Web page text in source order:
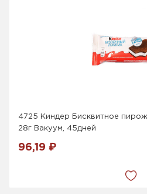
4725 Киндер Бисквитное
28г Вакуум, 45дней
96,19 ₽